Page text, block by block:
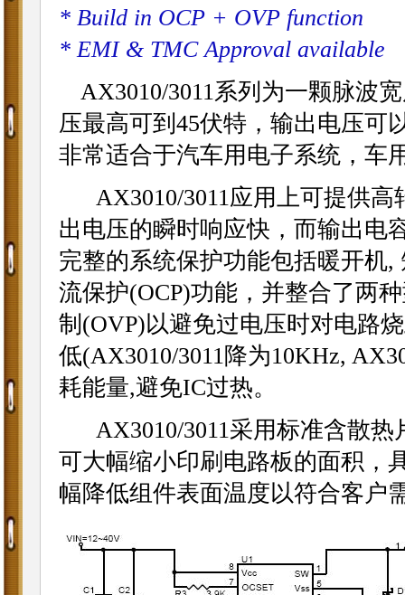
* Build in OCP + OVP function
* EMI & TMC Approval available
AX3010/3011系列为一颗脉波
压最高可到45伏特，输出电压可
非常适合于汽车用电子系统，车
AX3010/3011应用上可提供高
出电压的瞬时响应快，而输出电
完整的系统保护功能包括暖开机,
流保护(OCP)功能，并整合了两
制(OVP)以避免过电压时对电路
低(AX3010/3011降为10KHz,
耗能量,避免IC过热。
AX3010/3011采用标准含散热
可大幅缩小印刷电路板的面积，
幅降低组件表面温度以符合客户